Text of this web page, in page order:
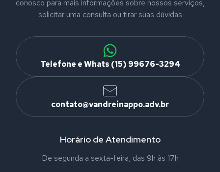
conosco para mais informações sobre nossos serviços,
solicitar uma consulta ou tirar suas dúvidas
Telefone e Whats (15) 99676-3294
contato@vandreinappo.adv.br
Horário de Atendimento
De segunda a sexta-feira, das 9h às 17h